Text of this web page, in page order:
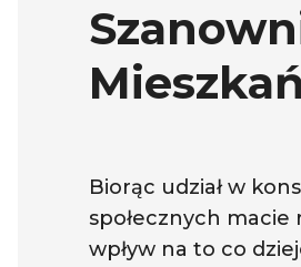
Biorąc udział w
społecznych macie
wpływ na to co